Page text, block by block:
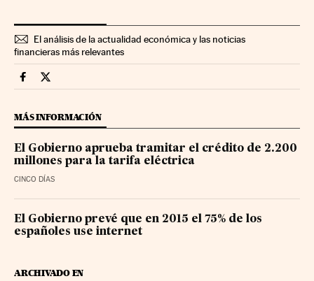
El análisis de la actualidad económica y las noticias
financieras más relevantes
Economia Cinco Días en Facebook
Economia Cinco Días en Twitter
MÁS INFORMACIÓN
El Gobierno aprueba tramitar el crédito de 2.200
millones para la tarifa eléctrica
CINCO DÍAS
El Gobierno prevé que en 2015 el 75% de los
españoles use internet
ARCHIVADO EN